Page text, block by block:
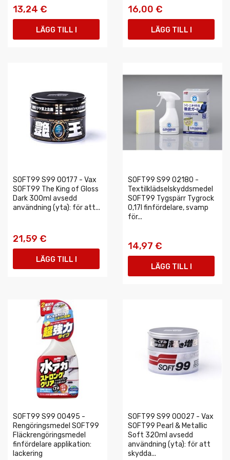
13,24 €
LÄGG TILL I
16,00 €
LÄGG TILL I
SOFT99 S99 00177 - Vax
SOFT99 The King of Gloss
Dark 300ml avsedd
användning (yta): för att...
21,59 €
LÄGG TILL I
SOFT99 S99 02180 -
Textilklädselskyddsmedel
SOFT99 Tygspärr Tygrock
0,17l finfördelare, svamp
för...
14,97 €
LÄGG TILL I
SOFT99 S99 00495 -
Rengöringsmedel SOFT99
Fläckrengöringsmedel
finfördelare applikation:
lackering
SOFT99 S99 00027 - Vax
SOFT99 Pearl & Metallic
Soft 320ml avsedd
användning (yta): för att
skydda...